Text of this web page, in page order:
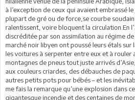
à l’exception de ceux qui avaient embrassé
plupart de gré ou de force,se courbe
ralentissent, voire bloquent la circulation.En
discréditée par son assimilation au régime
marché noir libyen ont poussé leurs étals sur
les voitures à serpenter entre eux et à rouler
montagnes de pneus tout juste arrivés
aux couleurs criardes, des débauches de
autres petits pots pour bébés – et les
me fais la remarque qu’une explosion dans
gigantesque incendie et des centaines de